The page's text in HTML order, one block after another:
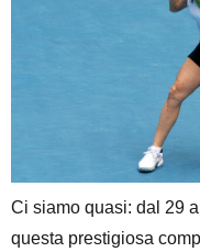
Ci siamo quasi: dal 29
questa prestigiosa